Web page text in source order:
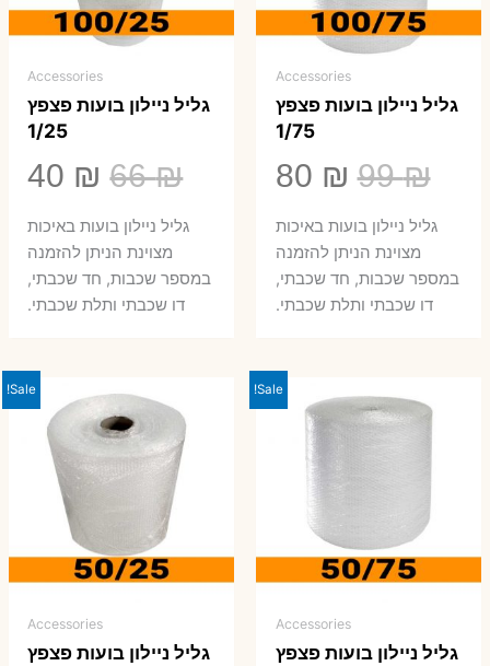
Accessories
גליל ניילון בועות פצפץ
1/75
99₪
המחיר
המקורי
היה:
99 ₪.
80 ₪
הנוכחיגליל ניילון בועות באיכות
מצוינת הניתן להזמנה
במספר שכבות, חד שכבתי,
דו שכבתי ותלת שכבתי.
Accessories
גליל ניילון בועות פצפץ
1/25
66₪
המחיר
המקורי
היה:
66 ₪.
40 ₪
₪.
גליל ניילון בועות באיכות
מצוינת הניתן להזמנה
במספר שכבות, חד שכבתי,
דו שכבתי ותלת שכבתי.
Sale!
Accessories
גליל ניילון בועות פצפץ
Sale!
Accessories
גליל ניילון בועות פצפץ